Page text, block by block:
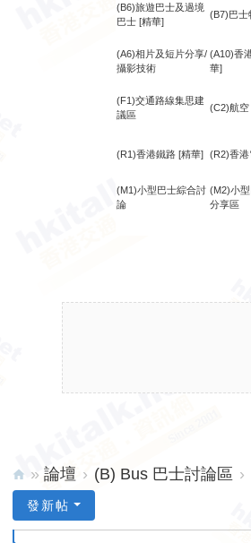
(B6)旅遊巴士及過境
巴士 [精華]
(B7)巴士
(A6)相片及短片分享/
攝影技術
(A10)香
華]
(F1)交通路線集思建
議區
(C2)航空
(R1)香港鐵路 [精華] (R2)香港
(M1)小型巴士綜合討
論
(M2)小
分享區
» 論壇 › (B) Bus 巴士討論區 ›
發新帖